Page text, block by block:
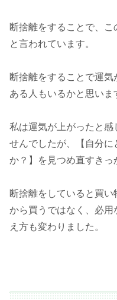
断捨離をすることで、
と言われています。
断捨離をすることで運
ある人もいるかと思いま
私は運気が上がったと感
せんでしたが、【自分
か？】を見つめ直すきっ
断捨離をしていると買
から買うではなく、必
え方も変わりました。